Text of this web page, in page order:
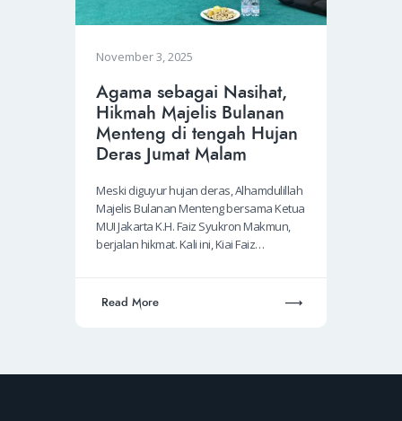
November 3, 2025
Agama sebagai Nasihat,
Hikmah Majelis Bulanan
Menteng di tengah Hujan
Deras Jumat Malam
Meski diguyur hujan deras, Alhamdulillah
Majelis Bulanan Menteng bersama Ketua
MUI Jakarta K.H. Faiz Syukron Makmun,
berjalan hikmat. Kali ini, Kiai Faiz…
Read More